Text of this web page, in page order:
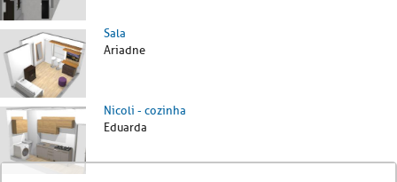
Sala
Ariadne
Nicoli - cozinha
Eduarda